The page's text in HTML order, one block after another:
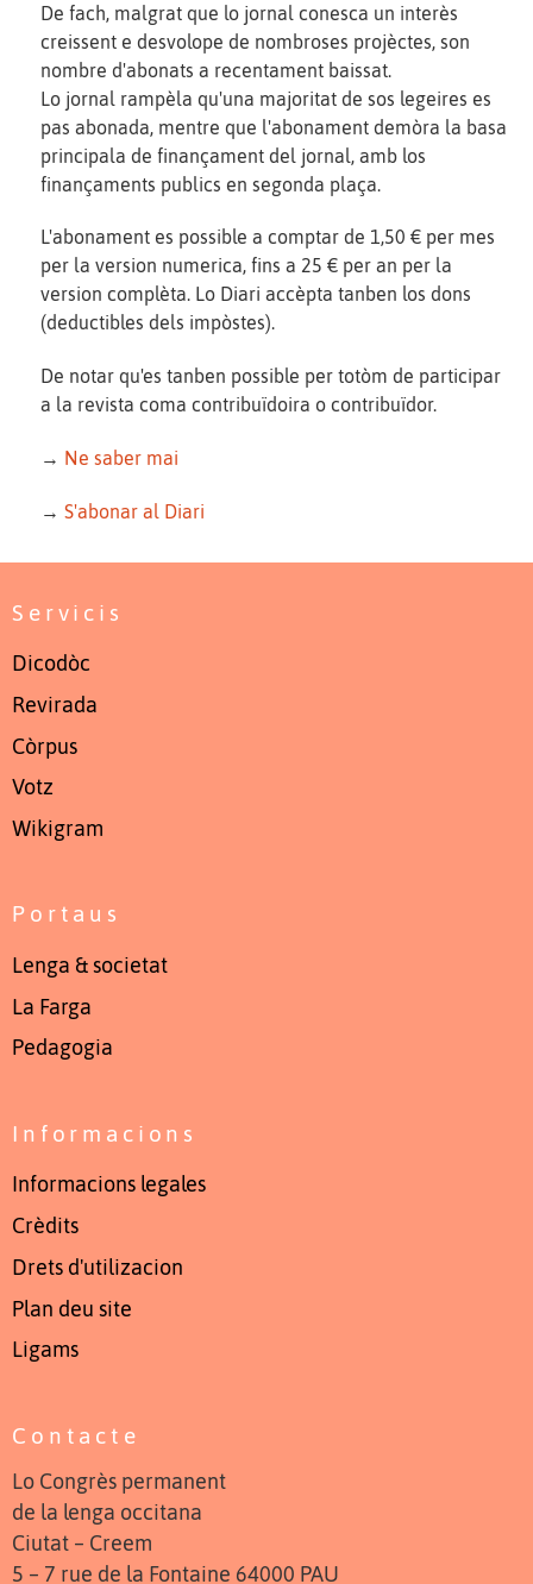
De fach, malgrat que lo jornal conesca un interès
creissent e desvolope de nombroses projèctes, son
nombre d'abonats a recentament baissat.
Lo jornal rampèla qu'una majoritat de sos legeires es
pas abonada, mentre que l'abonament demòra la basa
principala de finançament del jornal, amb los
finançaments publics en segonda plaça.
L'abonament es possible a comptar de 1,50 € per mes
per la version numerica, fins a 25 € per an per la
version complèta. Lo Diari accèpta tanben los dons
(deductibles dels impòstes).
De notar qu'es tanben possible per totòm de participar
a la revista coma contribuïdoira o contribuïdor.
→ Ne saber mai
→ S'abonar al Diari
Servicis
Dicodòc
Revirada
Còrpus
Votz
Wikigram
Portaus
Lenga & societat
La Farga
Pedagogia
Informacions
Informacions legales
Crèdits
Drets d'utilizacion
Plan deu site
Ligams
Contacte
Lo Congrès permanent
de la lenga occitana
Ciutat – Creem
5 – 7 rue de la Fontaine 64000 PAU